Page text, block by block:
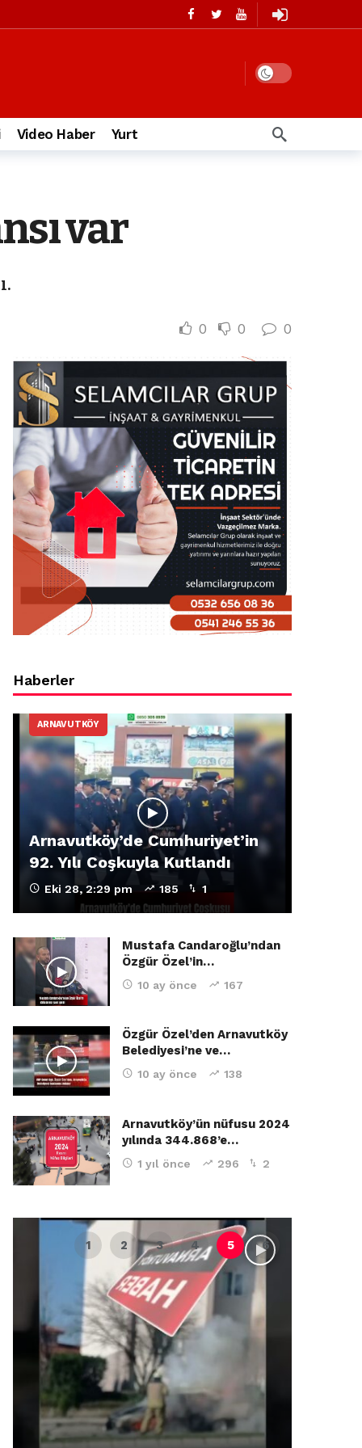
Video Haber Yurt
var
0 0 0
Haberler
ARNAVUTKÖY
Arnavutköy’de Cumhuriyet’in
92. Yılı Coşkuyla Kutlandı
Eki 28, 2:29 pm 185 1
Mustafa Candaroğlu’ndan
Özgür Özel’in…
10 ay önce 167
Özgür Özel’den Arnavutköy
Belediyesi’ne ve…
10 ay önce 138
Arnavutköy’ün nüfusu 2024
yılında 344.868’e…
1 yıl önce 296 2